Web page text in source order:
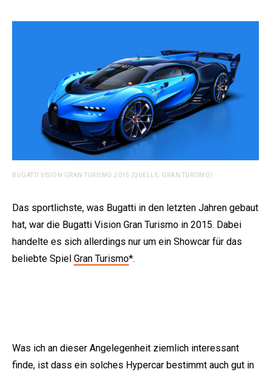
BUGATTI VISION GRAN TURISMO 2015 (QUELLE: GRAN TURISMO)
Das sportlichste, was Bugatti in den letzten Jahren gebaut
hat, war die Bugatti Vision Gran Turismo in 2015. Dabei
handelte es sich allerdings nur um ein Showcar für das
beliebte Spiel Gran Turismo*.
Was ich an dieser Angelegenheit ziemlich interessant
finde, ist dass ein solches Hypercar bestimmt auch gut in